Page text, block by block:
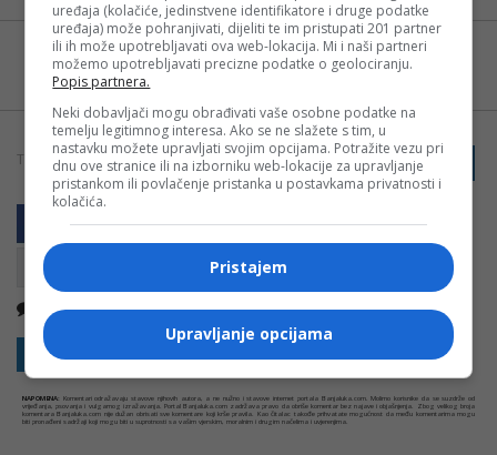
Možete nas pratiti i putem aplikacije za
Android
TAGOVI: BANJALUKA VK BORAC PRIJAVI GREŠKU
Kopirati
Nema komentara
Sakrij sve komentare Prikaži komentare
NAPOMENA: Komentari odražavaju stavove njihovih autora, a ne nužno i stavove internet portala Banjaluka.com. Molimo korisnike da se suzdrže od
vrijeđanja, psovanja i vulgarnog izražavanja. Portal Banjaluka.com zadržava pravo da obriše komentar bez najave i objašnjenja. Zbog velikog broja
komentara Banjaluka.com nije dužan obrisati sve komentare koji krše pravila. Kao čitalac takođe prihvatate mogućnost da među komentarima mogu
biti pronađeni sadržaji koji mogu biti u suprotnosti sa vašim vjerskim, moralnim i drugim načelima i uvjerenjima.
uređaja (kolačiće, jedinstvene identifikatore i druge podatke
uređaja) može pohranjivati, dijeliti te im pristupati 201 partner
ili ih može upotrebljavati ova web-lokacija. Mi i naši partneri
možemo upotrebljavati precizne podatke o geolociranju.
Popis partnera.
Neki dobavljači mogu obrađivati vaše osobne podatke na
temelju legitimnog interesa. Ako se ne slažete s tim, u
nastavku možete upravljati svojim opcijama. Potražite vezu pri
dnu ove stranice ili na izborniku web-lokacije za upravljanje
pristankom ili povlačenje pristanka u postavkama privatnosti i
kolačića.
Pristajem
Upravljanje opcijama